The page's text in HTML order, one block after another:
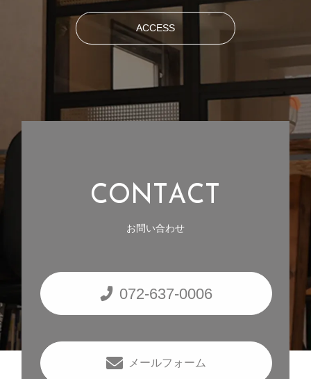
ACCESS
CON T AC T
お問い合わせ
072-637-0006
メールフォーム